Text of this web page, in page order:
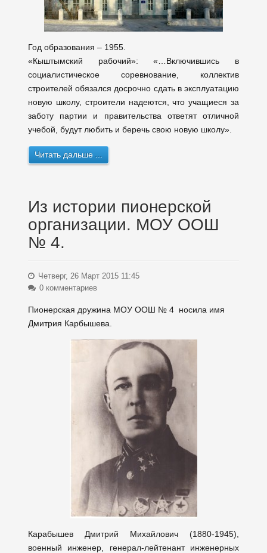
Год образования – 1955.
«Кыштымский рабочий»: «…Включившись в
социалистическое соревнование, коллектив
строителей обязался досрочно сдать в эксплуатацию
новую школу, строители надеются, что учащиеся за
заботу партии и правительства ответят отличной
учебой, будут любить и беречь свою новую школу».
Читать дальше ...
Из истории пионерской
организации. МОУ ООШ
№ 4.
Четверг, 26 Март 2015 11:45
0 комментариев
Пионерская дружина МОУ ООШ № 4 носила имя
Дмитрия Карбышева.
Карабышев Дмитрий Михайлович (1880-1945),
военный инженер, генерал-лейтенант инженерных